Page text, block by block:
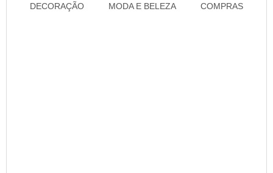
DECORAÇÃO MODA E BELEZA COMPRAS